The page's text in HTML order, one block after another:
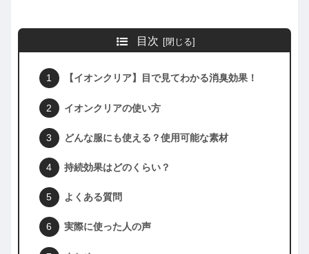
目次
【イオンクリア】目で見てわかる消臭効果！
イオンクリアの使い方
どんな服にも使える？使用可能な素材
持続効果はどのくらい？
よくある質問
実際に使った人の声